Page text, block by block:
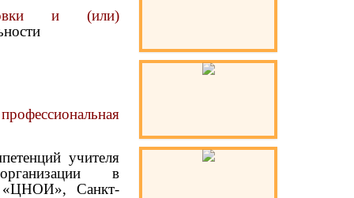
и (или)
учителя
в
«ЦНОИ», Санкт-